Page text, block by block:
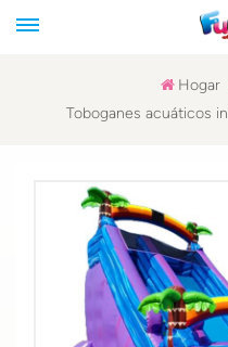
Hogar
Toboganes acuáticos